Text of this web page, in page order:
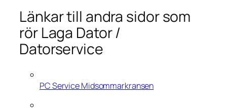
Länkar till andra sidor som
rör Laga Dator /
Datorservice
PC Service Midsommarkransen